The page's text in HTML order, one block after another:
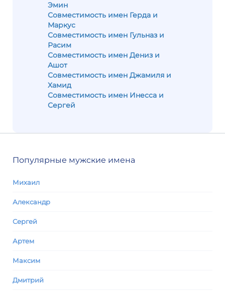
Эмин
Совместимость имен Герда и
Маркус
Совместимость имен Гульназ и
Расим
Совместимость имен Дениз и
Ашот
Совместимость имен Джамиля и
Хамид
Совместимость имен Инесса и
Сергей
Популярные мужские имена
Михаил
Александр
Сергей
Артем
Максим
Дмитрий